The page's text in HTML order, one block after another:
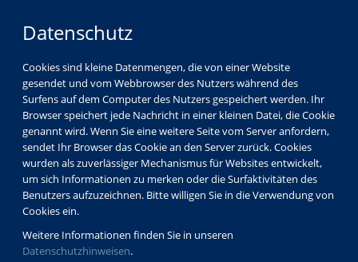
Datenschutz
Cookies sind kleine Datenmengen, die von einer Website
gesendet und vom Webbrowser des Nutzers während des
Surfens auf dem Computer des Nutzers gespeichert werden. Ihr
Browser speichert jede Nachricht in einer kleinen Datei, die Cookie
genannt wird. Wenn Sie eine weitere Seite vom Server anfordern,
sendet Ihr Browser das Cookie an den Server zurück. Cookies
wurden als zuverlässiger Mechanismus für Websites entwickelt,
um sich Informationen zu merken oder die Surfaktivitäten des
Benutzers aufzuzeichnen. Bitte willigen Sie in die Verwendung von
Cookies ein.
Weitere Informationen finden Sie in unseren
Datenschutzhinweisen.